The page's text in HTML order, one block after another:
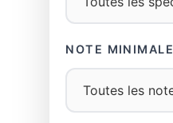
NOTE MINIMALE